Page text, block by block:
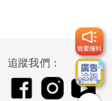
追蹤我們：